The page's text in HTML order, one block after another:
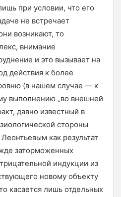
при условии, что его
не встречает
возникают, то
внимание
и это вызывает на
действия к более
(в нашем случае — к
выполнению „во внешней
давно известный в
стороны
как результат
заторможенных
индукции из
новому объекту
касается лишь отдельных